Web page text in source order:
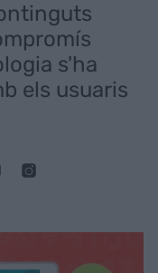
s'ha
els usuaris